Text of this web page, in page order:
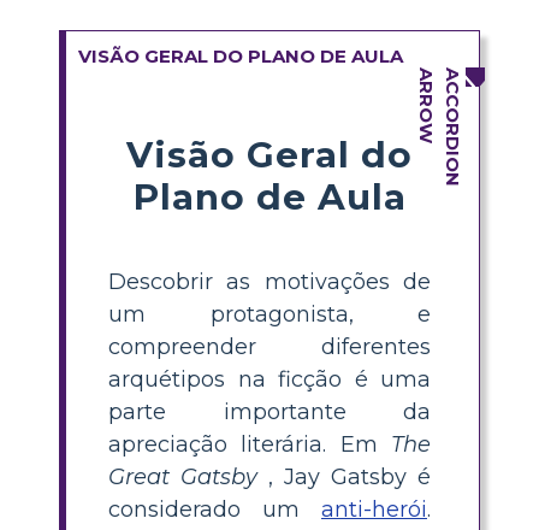
VISÃO GERAL DO PLANO DE AULA
Visão Geral do
Plano de Aula
Descobrir as motivações de
um protagonista, e
compreender diferentes
arquétipos na ficção é uma
parte importante da
apreciação literária. Em The
Great Gatsby, Jay Gatsby é
considerado um anti-herói.